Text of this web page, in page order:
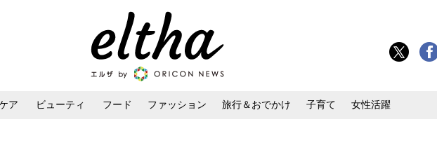
ア ビューティ フード ファッション 旅行＆おでかけ 子育て 女性活躍